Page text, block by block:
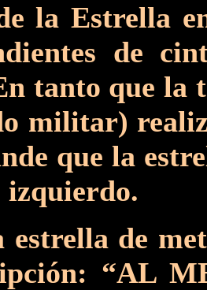
la Estrella
de
tanto que la
militar)
que la
izquierdo.
estrella de
“AL